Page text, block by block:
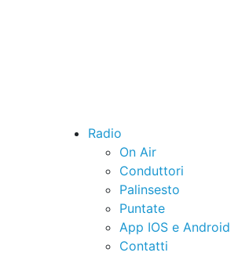
Radio
On Air
Conduttori
Palinsesto
Puntate
App IOS e Android
Contatti